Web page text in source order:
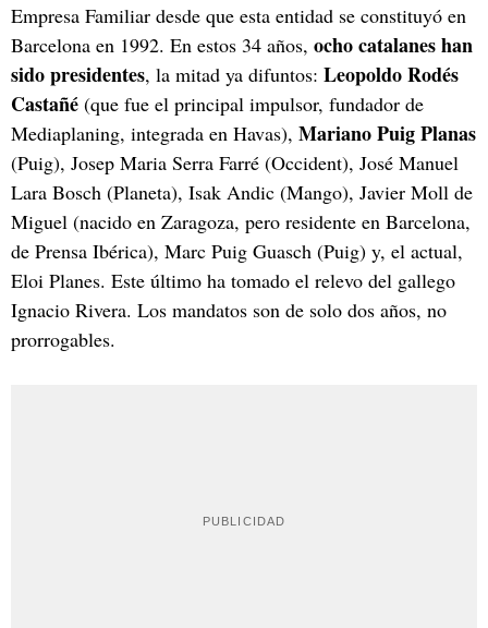
Empresa Familiar desde que esta entidad se constituyó en
Barcelona en 1992. En estos 34 años, ocho catalanes han
sido presidentes, la mitad ya difuntos: Leopoldo Rodés
Castañé (que fue el principal impulsor, fundador de
Mediaplaning, integrada en Havas), Mariano Puig Planas
(Puig), Josep Maria Serra Farré (Occident), José Manuel
Lara Bosch (Planeta), Isak Andic (Mango), Javier Moll de
Miguel (nacido en Zaragoza, pero residente en Barcelona,
de Prensa Ibérica), Marc Puig Guasch (Puig) y, el actual,
Eloi Planes. Este último ha tomado el relevo del gallego
Ignacio Rivera. Los mandatos son de solo dos años, no
prorrogables.